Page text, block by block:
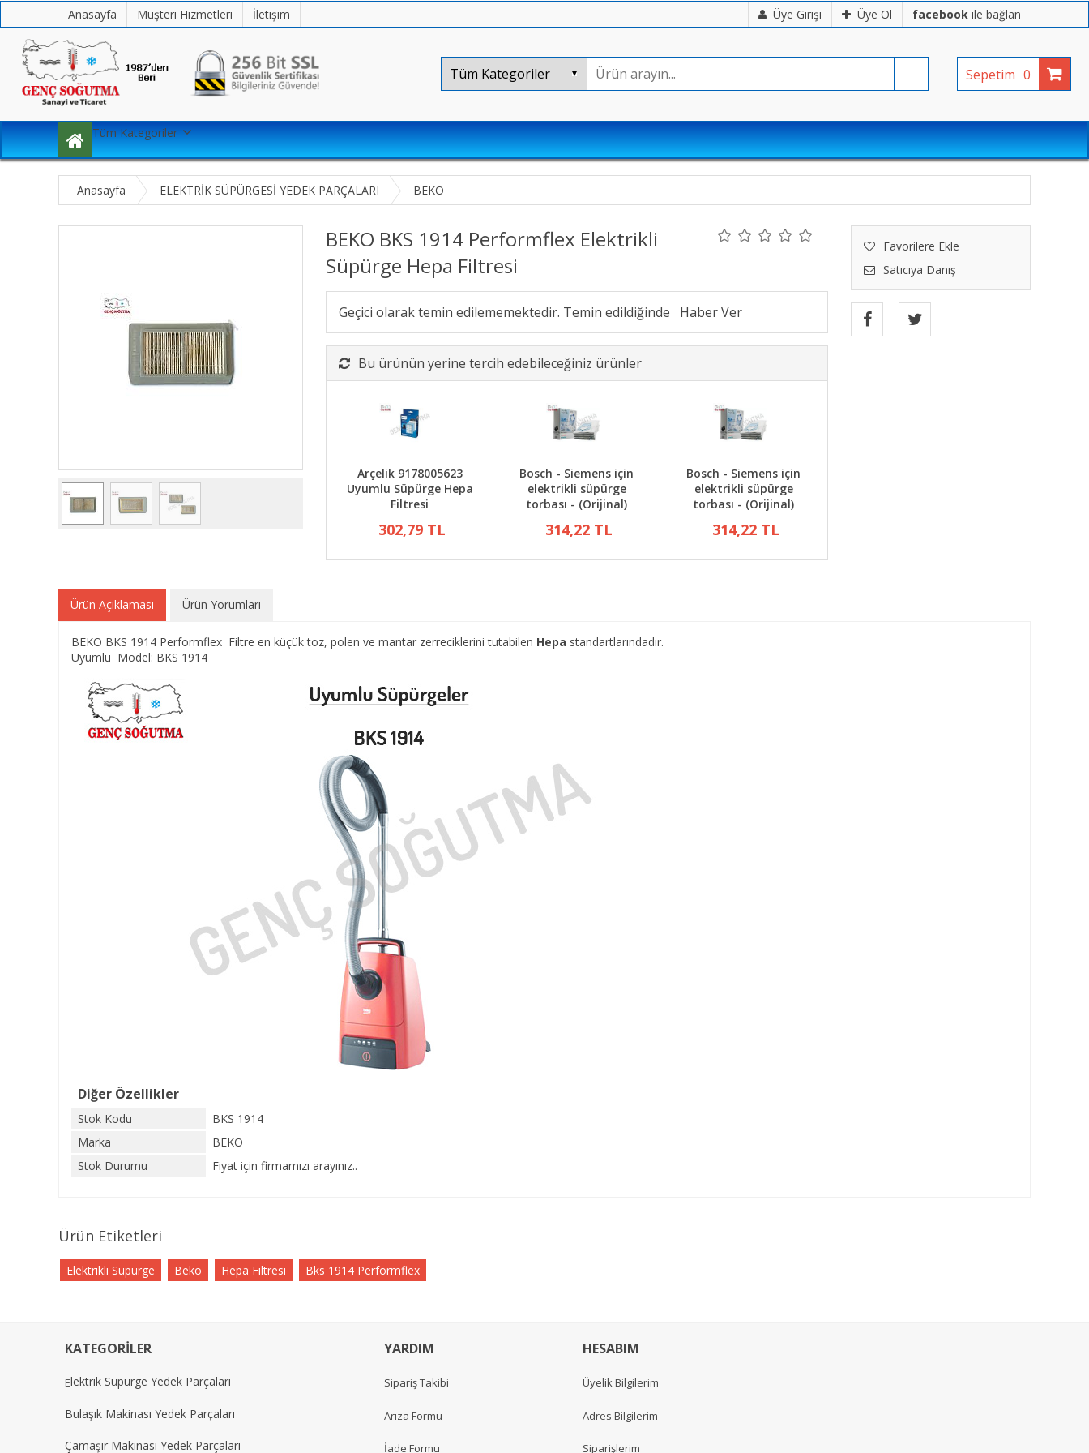
Anasayfa Müşteri Hizmetleri İletişim Üye Girişi Üye Ol facebook ile bağlan
Sepetim 0
Tüm Kategoriler
Anasayfa ELEKTRİK SÜPÜRGESİ YEDEK PARÇALARI BEKO
BEKO BKS 1914 Performflex Elektrikli
Süpürge Hepa Filtresi
Favorilere Ekle
Satıcıya Danış
Geçici olarak temin edilememektedir. Temin edildiğinde
Bu ürünün yerine tercih edebileceğiniz ürünler
Arçelik 9178005623
Uyumlu Süpürge Hepa
Filtresi
302,79 TL
Bosch - Siemens için
elektrikli süpürge
torbası - (Orijinal)
314,22 TL
Bosch - Siemens için
elektrikli süpürge
torbası - (Orijinal)
314,22 TL
Ürün Açıklaması Ürün Yorumları
BEKO BKS 1914 Performflex Filtre en küçük toz, polen ve mantar zerreciklerini tutabilen Hepa standartlarındadır.
Uyumlu Model: BKS 1914
Diğer Özellikler
Stok Kodu
BKS 1914
Marka
BEKO
Stok Durumu
Fiyat için firmamızı arayınız..
Ürün Etiketleri
Elektrikli Süpürge Beko Hepa Filtresi Bks 1914 Performflex
KATEGORİLER
Elektrik Süpürge Yedek Parçaları
Bulaşık Makinası Yedek Parçaları
Çamaşır Makinası Yedek Parçaları
YARDIM
Sipariş Takibi
Arıza Formu
İade Formu
HESABIM
Üyelik Bilgilerim
Adres Bilgilerim
Siparişlerim